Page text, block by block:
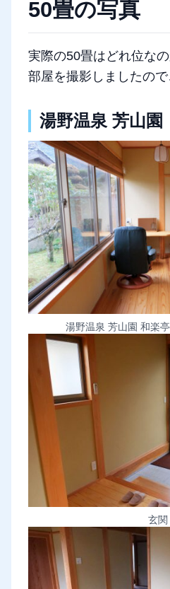
50畳の写真
実際の50畳はどれ位な
部屋を撮影しましたので
湯野温泉 芳山園
湯野温泉 芳山園 和楽
玄関